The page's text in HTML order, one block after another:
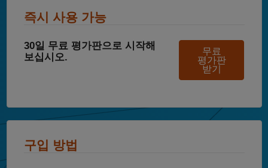
즉시 사용 가능
30일 무료 평가판으로 시작해
보십시오.
무료
평가판
받기
구입 방법